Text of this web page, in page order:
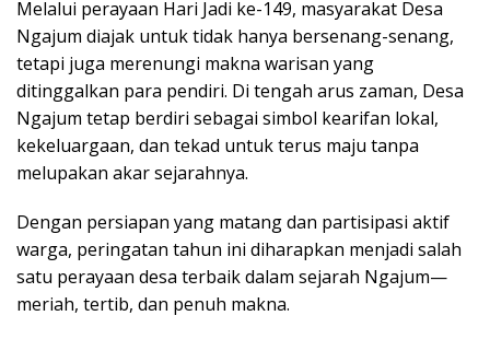
Melalui perayaan Hari Jadi ke-149, masyarakat Desa
Ngajum diajak untuk tidak hanya bersenang-senang,
tetapi juga merenungi makna warisan yang
ditinggalkan para pendiri. Di tengah arus zaman, Desa
Ngajum tetap berdiri sebagai simbol kearifan lokal,
kekeluargaan, dan tekad untuk terus maju tanpa
melupakan akar sejarahnya.
Dengan persiapan yang matang dan partisipasi aktif
warga, peringatan tahun ini diharapkan menjadi salah
satu perayaan desa terbaik dalam sejarah Ngajum—
meriah, tertib, dan penuh makna.